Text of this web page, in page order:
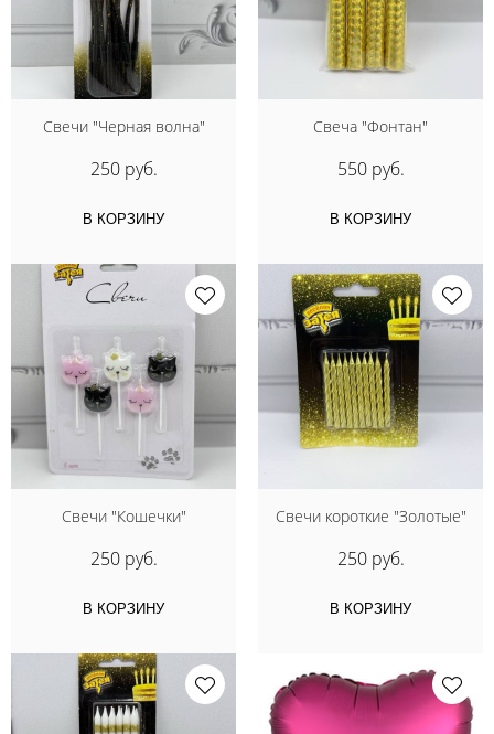
Свечи "Черная волна"
250 руб.
В КОРЗИНУ
Свеча "Фонтан"
550 руб.
В КОРЗИНУ
Свечи "Кошечки"
250 руб.
В КОРЗИНУ
Свечи короткие "Золотые"
250 руб.
В КОРЗИНУ